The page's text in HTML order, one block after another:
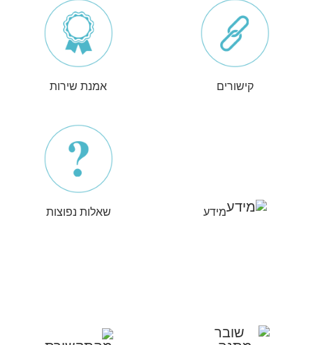
קישורים אמנת שירות
מידע שאלות נפוצות